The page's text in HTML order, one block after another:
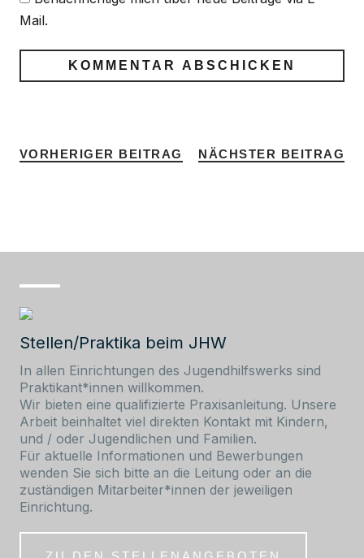
Mail.
VORHERIGER BEITRAG NÄCHSTER BEITRAG
Stellen/Praktika beim JHW
In allen Einrichtungen des Jugendhilfswerks sind
Praktikant*innen willkommen.
Wir bieten eine qualifizierte Praxisanleitung. Unsere
Arbeit beinhaltet viel direkten Kontakt mit Kindern,
und / oder Jugendlichen und Familien.
Für aktuelle Informationen und Bewerbungen
wenden Sie sich bitte an die Leitung oder an die
zuständigen Mitarbeiter*innen der jeweiligen
Einrichtung.